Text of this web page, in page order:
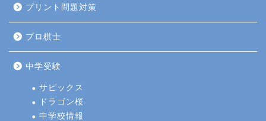
プリント問題対策
プロ棋士
中学受験
サピックス
ドラゴン桜
中学校情報